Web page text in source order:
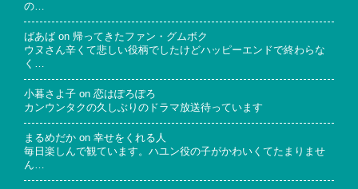
の…
ばあば on 帰ってきたファン・グムボク
ウヌさん辛くて悲しい役柄でしたけどハッピーエンドで終わらな
く…
小暮さよ子 on 恋はぽろぽろ
カンウンタクの久しぶりのドラマ放送待っています
まるめだか on 幸せをくれる人
毎日楽しんで観ています。ハユン役の子がかわいくてたまりませ
ん…